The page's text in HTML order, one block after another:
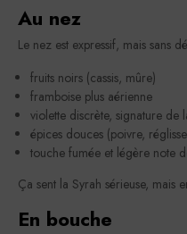
Au nez
Le nez est expressif, mais sans
fruits noirs (cassis, mûre)
framboise plus aérienne
violette discrète, signature de
épices douces (poivre,
touche fumée et légère note
Ça sent la Syrah sérieuse, mais
En bouche